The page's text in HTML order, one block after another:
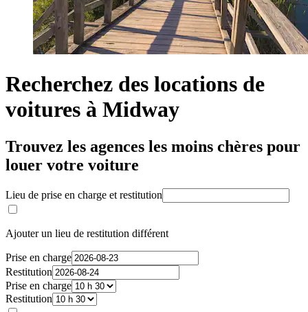
Recherchez des locations de
voitures à Midway
Trouvez les agences les moins chères pour
louer votre voiture
Lieu de prise en charge et restitution
Ajouter un lieu de restitution différent
Prise en charge
Restitution
Prise en charge
Restitution